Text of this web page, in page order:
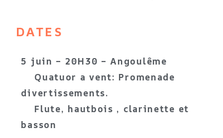
DATES
5 juin – 20H30 – Angoulême
Quatuor a vent: Promenade
divertissements.
Flute, hautbois , clarinette et
basson